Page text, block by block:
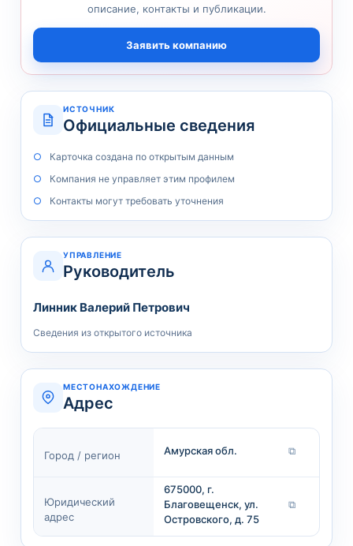
описание, контакты и публикации.
Заявить компанию
ИСТОЧНИК
Официальные сведения
Карточка создана по открытым данным
Компания не управляет этим профилем
Контакты могут требовать уточнения
УПРАВЛЕНИЕ
Руководитель
Линник Валерий Петрович
Сведения из открытого источника
МЕСТОНАХОЖДЕНИЕ
Адрес
Город / регион Амурская обл. ⧉
Юридический
адрес
675000, г.
Благовещенск, ул.
Островского, д. 75
⧉